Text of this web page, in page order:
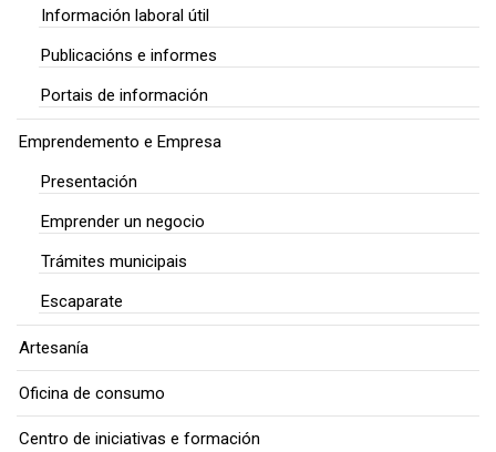
Información laboral útil
Publicacións e informes
Portais de información
Emprendemento e Empresa
Presentación
Emprender un negocio
Trámites municipais
Escaparate
Artesanía
Oficina de consumo
Centro de iniciativas e formación